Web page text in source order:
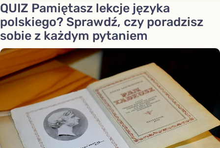
QUIZ Pamiętasz lekcje języka
polskiego? Sprawdź, czy poradzisz
sobie z każdym pytaniem